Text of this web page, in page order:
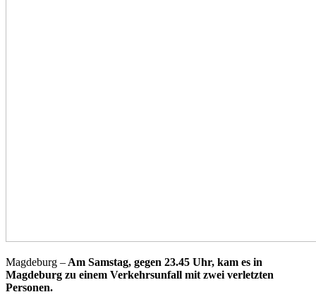
Magdeburg – Am Samstag, gegen 23.45 Uhr, kam es in
Magdeburg zu einem Verkehrsunfall mit zwei verletzten
Personen.